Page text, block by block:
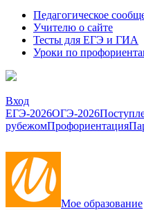
Педагогическое
Учителю о сайте
Тесты для ЕГЭ и ГИА
Уроки по
Вход
ЕГЭ-2026ОГЭ-2026
рубежомПрофориентация
Мое образование